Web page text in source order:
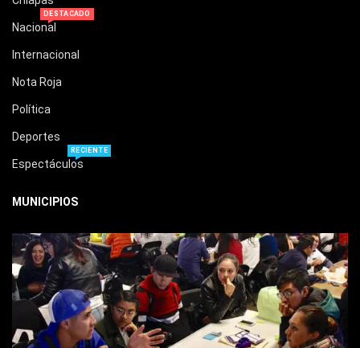
Nacional
DESTACADO
Internacional
Nota Roja
Política
Deportes
Espectáculos
RECIENTE
MUNICIPIOS